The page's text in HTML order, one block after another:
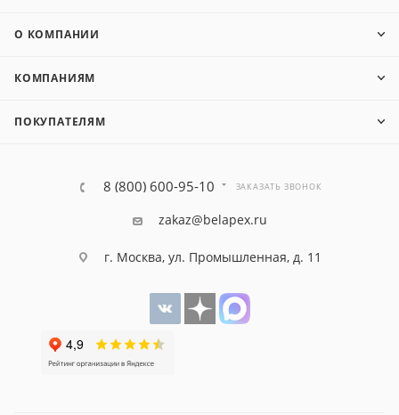
О КОМПАНИИ
КОМПАНИЯМ
ПОКУПАТЕЛЯМ
8 (800) 600-95-10 ЗАКАЗАТЬ ЗВОНОК
zakaz@belapex.ru
г. Москва, ул. Промышленная, д. 11